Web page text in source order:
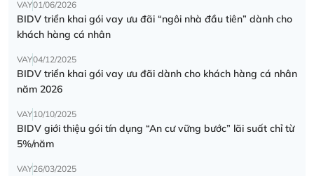
VAY01/06/2026
BIDV triển khai gói vay ưu đãi “ngôi nhà đầu tiên” dành cho
khách hàng cá nhân
VAY04/12/2025
BIDV triển khai gói vay ưu đãi dành cho khách hàng cá nhân
năm 2026
VAY10/10/2025
BIDV giới thiệu gói tín dụng “An cư vững bước” lãi suất chỉ từ
5%/năm
VAY26/03/2025